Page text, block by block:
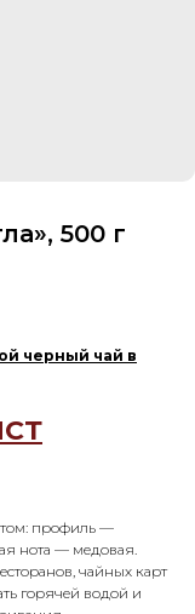
500 г
черный чай в
профиль —
нота — медовая.
чайных карт
горячей водой и